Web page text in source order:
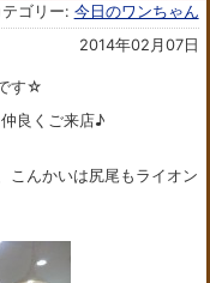
テゴリー: 今日のワンちゃん
2014年02月07日
す☆
良くご来店♪
こんかいは尻尾もライオン